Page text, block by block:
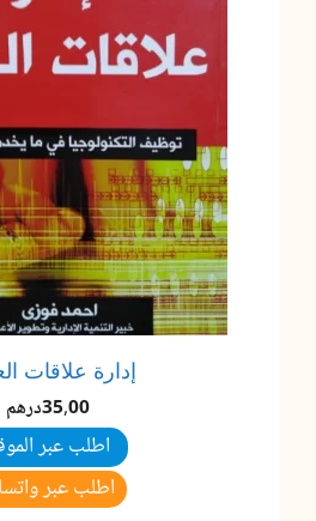
إدارة علاقات
35,00درهم
اطلب عبر
اطلب عبر